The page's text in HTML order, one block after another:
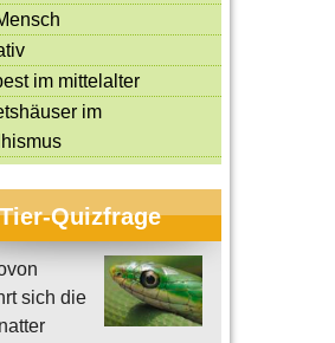
im mittelalter
im
Quizfrage
sich die